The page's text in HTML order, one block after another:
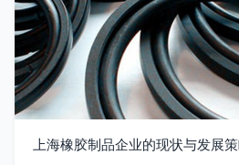
上海橡胶制品企业的现状与发展